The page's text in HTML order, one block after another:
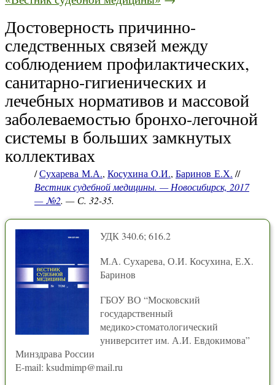
Достоверность причинно-
следственных связей между
соблюдением профилактических,
санитарно-гигиенических и
лечебных нормативов и массовой
заболеваемостью бронхо-легочной
системы в больших замкнутых
коллективах
/Сухарева М.А., Косухина О.И., Баринов Е.Х. //
Вестник судебной медицины. — Новосибирск, 2017
— №2. — С. 32-35.
УДК 340.6; 616.2
М.А. Сухарева, О.И. Косухина, Е.Х.
Баринов
ГБОУ ВО “Московский
государственный
медико>стоматологический
университет им. А.И. Евдокимова”
Минздрава России
E-mail: ksudmimp@mail.ru